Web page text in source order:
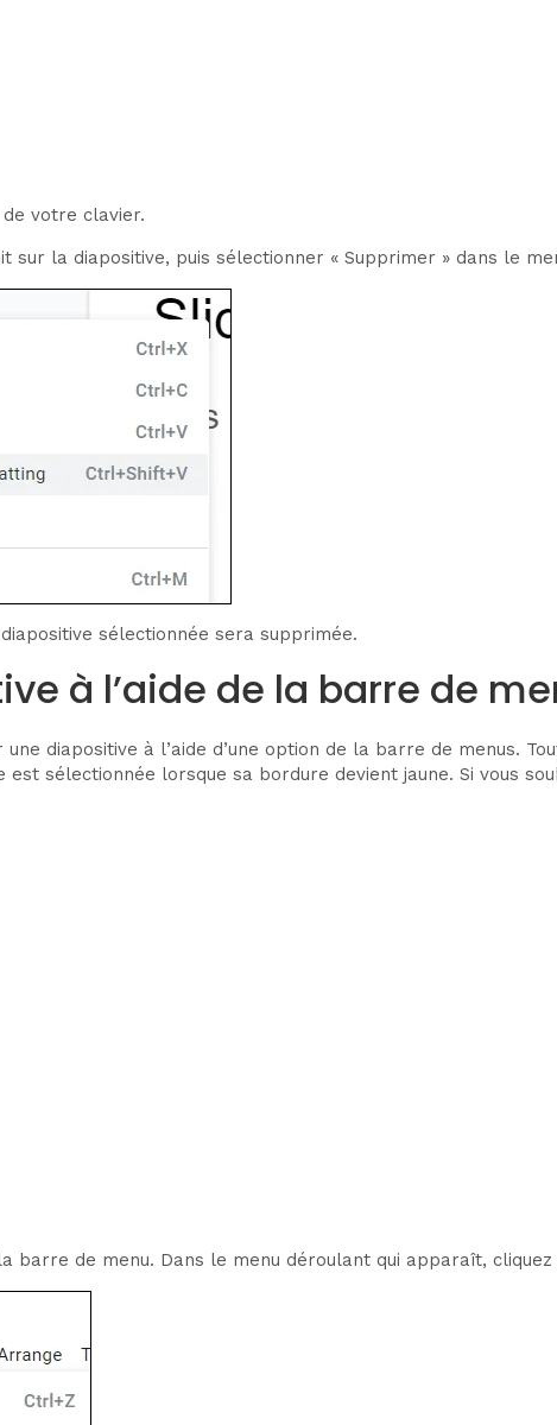
votre clavier.
sur la diapositive, puis sélectionner « Supprimer » dans le
sélectionnée sera supprimée.
à l’aide de la barre de
diapositive à l’aide d’une option de la barre de menus.
est sélectionnée lorsque sa bordure devient jaune. Si vous
barre de menu. Dans le menu déroulant qui apparaît, cliquez